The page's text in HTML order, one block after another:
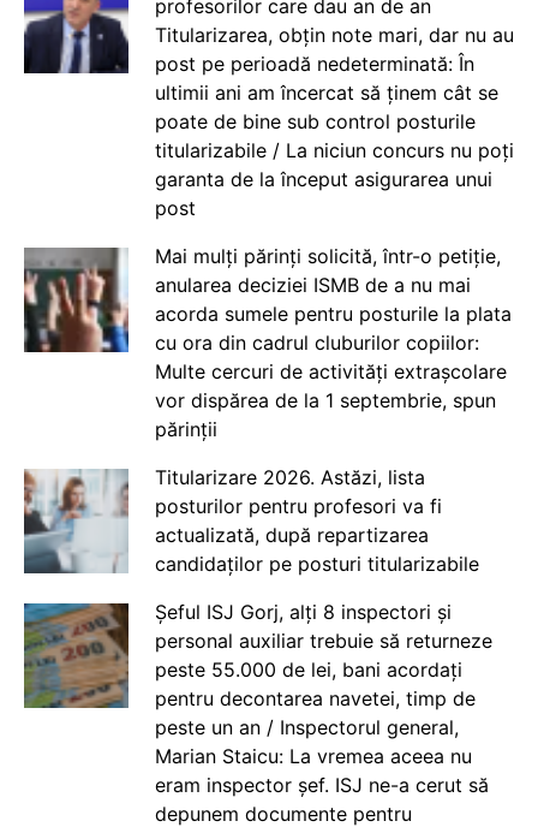
profesorilor care dau an de an
Titularizarea, obțin note mari, dar nu au
post pe perioadă nedeterminată: În
ultimii ani am încercat să ținem cât se
poate de bine sub control posturile
titularizabile / La niciun concurs nu poți
garanta de la început asigurarea unui
post
Mai mulți părinți solicită, într-o petiție,
anularea deciziei ISMB de a nu mai
acorda sumele pentru posturile la plata
cu ora din cadrul cluburilor copiilor:
Multe cercuri de activități extrașcolare
vor dispărea de la 1 septembrie, spun
părinții
Titularizare 2026. Astăzi, lista
posturilor pentru profesori va fi
actualizată, după repartizarea
candidaților pe posturi titularizabile
Șeful ISJ Gorj, alți 8 inspectori și
personal auxiliar trebuie să returneze
peste 55.000 de lei, bani acordați
pentru decontarea navetei, timp de
peste un an / Inspectorul general,
Marian Staicu: La vremea aceea nu
eram inspector șef. ISJ ne-a cerut să
depunem documente pentru